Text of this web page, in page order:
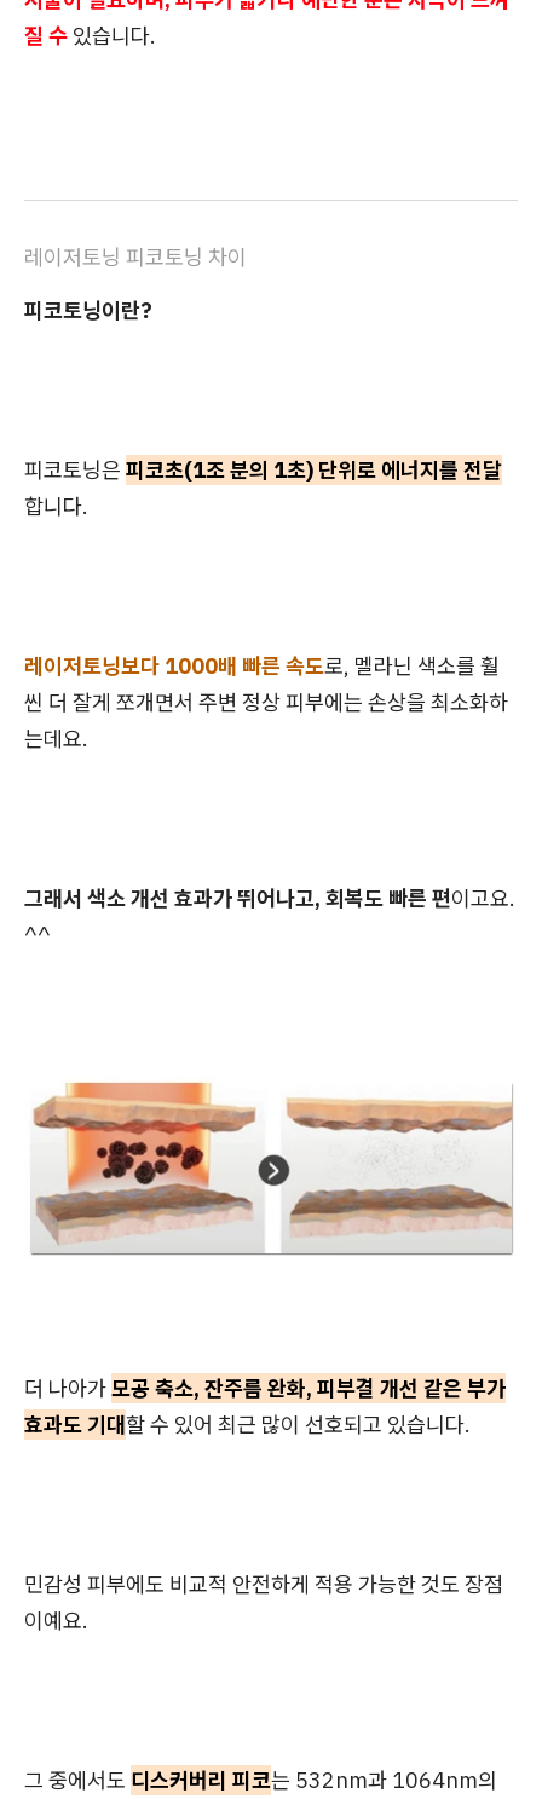
질 수 있습니다.
레이저토닝 피코토닝 차이
피코토닝이란?
피코토닝은 피코초(1조 분의 1초) 단위로 에너지를 전달
합니다.
레이저토닝보다 1000배 빠른 속도로, 멜라닌 색소를 훨
씬 더 잘게 쪼개면서 주변 정상 피부에는 손상을 최소화하
는데요.
그래서 색소 개선 효과가 뛰어나고, 회복도 빠른 편이고요.
^^
더 나아가모공 축소, 잔주름 완화, 피부결 개선 같은 부가
효과도 기대할 수 있어 최근 많이 선호되고 있습니다.
민감성 피부에도 비교적 안전하게 적용 가능한 것도 장점
이예요.
그 중에서도 디스커버리 피코는 532nm과 1064nm의